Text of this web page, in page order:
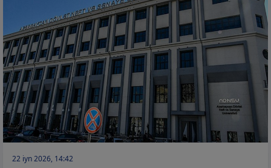
22 iyn 2026, 14:42